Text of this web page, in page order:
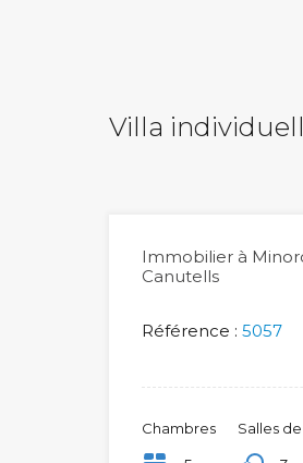
Villa
Immobilier à
Canutells
Référence : 5057
Chambres Salles